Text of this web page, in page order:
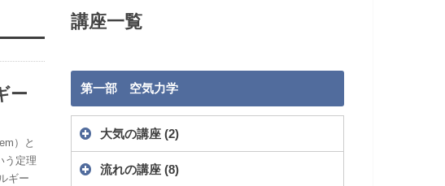
ー
）と
う定理
ギー
講座一覧
第一部 空気力学
大気の講座 (2)
流れの講座 (8)